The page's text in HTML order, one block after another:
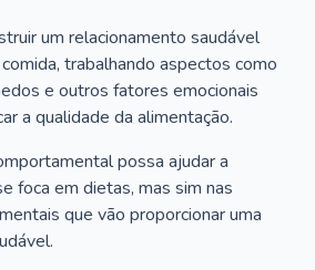
um relacionamento saudável
trabalhando aspectos como
e outros fatores emocionais
a qualidade da alimentação.
possa ajudar a
foca em dietas, mas sim nas
que vão proporcionar uma